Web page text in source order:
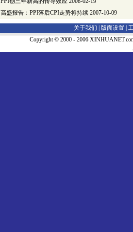
高盛报告：PPI落后CPI走势将持续 2007-10-09
关于我们 | 版面设置
Copyright © 2000 - 2006